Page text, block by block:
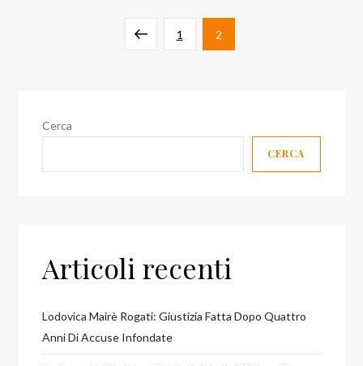
Paginazione
articoli
PaginaPagina
1 Pagina
2
Cerca
CERCA
Articoli recenti
Lodovica Mairè Rogati: Giustizia Fatta Dopo Quattro
Anni Di Accuse Infondate